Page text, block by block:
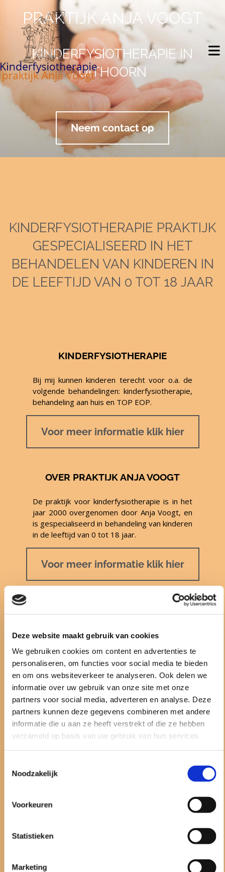
Deze website maakt gebruik van cookies
We gebruiken cookies om content en advertenties te
personaliseren, om functies voor social media te bieden
en om ons websiteverkeer te analyseren. Ook delen we
informatie over uw gebruik van onze site met onze
partners voor social media, adverteren en analyse. Deze
partners kunnen deze gegevens combineren met andere
informatie die u aan ze heeft verstrekt of die ze hebben
verzameld op basis van uw gebruik van hun services.
Noodzakelijk
Voorkeuren
Statistieken
Marketing
PRAKTIJK ANJA VOOGT
KINDERFYSIOTHERAPIE IN
UITHOORN
Neem contact op
KINDERFYSIOTHERAPIE PRAKTIJK
GESPECIALISEERD IN HET
BEHANDELEN VAN KINDEREN IN
DE LEEFTIJD VAN 0 TOT 18 JAAR
KINDERFYSIOTHERAPIE
Bij mij kunnen kinderen terecht voor o.a. de
volgende behandelingen: kinderfysiotherapie,
behandeling aan huis en TOP EOP.
Voor meer informatie klik hier
OVER PRAKTIJK ANJA VOOGT
De praktijk voor kinderfysiotherapie is in het
jaar 2000 overgenomen door Anja Voogt, en
is gespecialiseerd in behandeling van kinderen
in de leeftijd van 0 tot 18 jaar.
Voor meer informatie klik hier
Voor de openingstijden van mijn praktijk kijk
maandag tot vrijdag. Maak wel eerst even
een telefonische afspraak.
Voor meer informatie klik hier